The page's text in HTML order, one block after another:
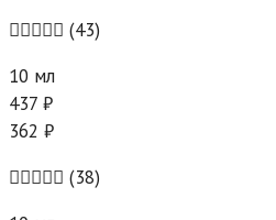
(43)
10 мл
437 ₽
362 ₽
(38)